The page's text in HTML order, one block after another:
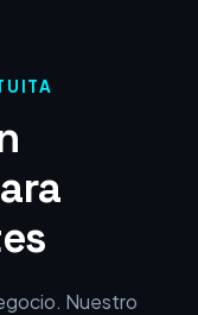
Nuestro